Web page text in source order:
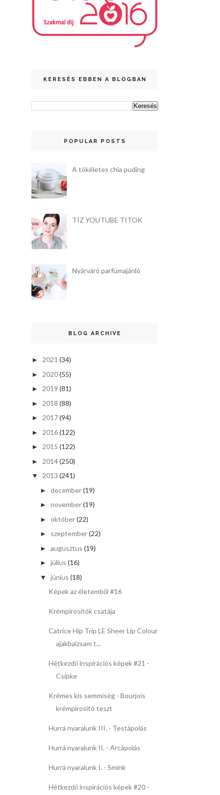
KERESÉS EBBEN A BLOGBAN
POPULAR POSTS
A tökéletes chia puding
TÍZ YOUTUBE TITOK
Nyárváró parfümajánló
BLOG ARCHIVE
► 2021 (34)
► 2020(55)
► 2019 (81)
► 2018 (88)
► 2017(94)
► 2016(122)
► 2015 (122)
► 2014(250)
▼ 2013 (241)
► december(19)
► november(19)
► október(22)
► szeptember(22)
► augusztus (19)
► július (16)
▼ június (18)
Képek az életemből #16
Krémpirosítók csatája
Catrice Hip Trip LE Sheer Lip Colour
ajakbalzsam t...
Hétkezdő inspirációs képek #21 -
Csipke
Krémes kis semmiség - Bourjois
krémpirosító teszt
Hurrá nyaralunk III. - Testápolás
Hurrá nyaralunk II. - Arcápolás
Hurrá nyaralunk I. - Smink
Hétkezdő inspirációs képek #20 -